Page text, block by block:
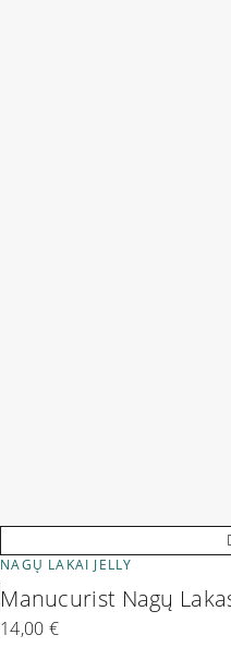
NAGŲ LAKAI JELLY
Manucurist Nagų
14,00 €